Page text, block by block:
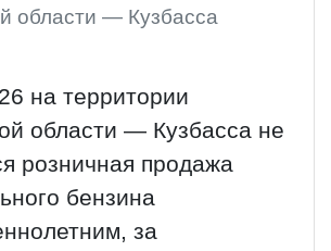
области — Кузбасса
на территории
области — Кузбасса не
розничная продажа
бензина
за